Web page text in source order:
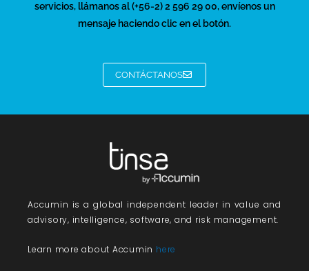
servicios, llámanos al (+56-2) 2 596 29 00, envíenos un
mensaje haciendo clic en el botón.
CONTÁCTANOS
Accumin is a global independent leader in value and
advisory, intelligence, software, and risk management.
Learn more about Accumin here